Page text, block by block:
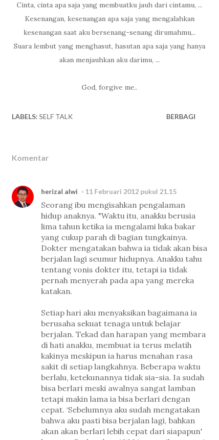
Cinta, cinta apa saja yang membuatku jauh dari cintamu, ...
Kesenangan, kesenangan apa saja yang mengalahkan
kesenangan saat aku bersenang-senang dirumahmu,..
Suara lembut yang menghasut, hasutan apa saja yang hanya
akan menjauhkan aku darimu, ...
God, forgive me..
LABELS: SELF TALK BERBAGI
Komentar
herizal alwi 11 Februari 2012 pukul 21.15
Seorang ibu mengisahkan pengalaman
hidup anaknya. "Waktu itu, anakku berusia
lima tahun ketika ia mengalami luka bakar
yang cukup parah di bagian tungkainya.
Dokter mengatakan bahwa ia tidak akan bisa
berjalan lagi seumur hidupnya. Anakku tahu
tentang vonis dokter itu, tetapi ia tidak
pernah menyerah pada apa yang mereka
katakan.
Setiap hari aku menyaksikan bagaimana ia
berusaha sekuat tenaga untuk belajar
berjalan. Tekad dan harapan yang membara
di hati anakku, membuat ia terus melatih
kakinya meskipun ia harus menahan rasa
sakit di setiap langkahnya. Beberapa waktu
berlalu, ketekunannya tidak sia-sia. Ia sudah
bisa berlari meski awalnya sangat lamban
tetapi makin lama ia bisa berlari dengan
cepat. ‘Sebelumnya aku sudah mengatakan
bahwa aku pasti bisa berjalan lagi, bahkan
akan akan berlari lebih cepat dari siapapun'